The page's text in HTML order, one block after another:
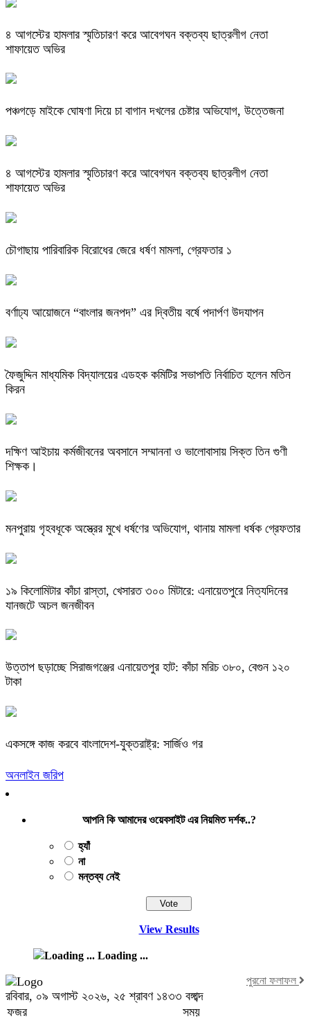
৪ আগস্টের হামলার স্মৃতিচারণ করে আবেগঘন বক্তব্য ছাত্রলীগ নেতা
শাফায়েত অভির
পঞ্চগড়ে মাইকে ঘোষণা দিয়ে চা বাগান দখলের চেষ্টার অভিযোগ, উত্তেজনা
৪ আগস্টের হামলার স্মৃতিচারণ করে আবেগঘন বক্তব্য ছাত্রলীগ নেতা
শাফায়েত অভির
চৌগাছায় পারিবারিক বিরোধের জেরে ধর্ষণ মামলা, গ্রেফতার ১
বর্ণাঢ্য আয়োজনে “বাংলার জনপদ” এর দ্বিতীয় বর্ষে পদার্পণ উদযাপন
ফৈজুদ্দিন মাধ্যমিক বিদ্যালয়ের এডহক কমিটির সভাপতি নির্বাচিত হলেন মতিন
কিরন
দক্ষিণ আইচায় কর্মজীবনের অবসানে সম্মাননা ও ভালোবাসায় সিক্ত তিন গুণী
শিক্ষক।
মনপুরায় গৃহবধূকে অস্ত্রের মুখে ধর্ষণের অভিযোগ, থানায় মামলা ধর্ষক গ্রেফতার
​১৯ কিলোমিটার কাঁচা রাস্তা, খেসারত ৩০০ মিটারে: এনায়েতপুরে নিত্যদিনের
যানজটে অচল জনজীবন
উত্তাপ ছড়াচ্ছে সিরাজগঞ্জের এনায়েতপুর হাট: কাঁচা মরিচ ৩৮০, বেগুন ১২০
টাকা
একসঙ্গে কাজ করবে বাংলাদেশ-যুক্তরাষ্ট্র: সার্জিও গর
অনলাইন জরিপ
আপনি কি আমাদের ওয়েবসাইট এর নিয়মিত দর্শক..?
হ্যাঁ
না
মন্তব্য নেই
View Results
Loading ...
পুরনো ফলাফল
রবিবার, ০৯ অগাস্ট ২০২৬, ২৫ শ্রাবণ ১৪৩৩ বঙ্গাব্দ
ফজর
সময়